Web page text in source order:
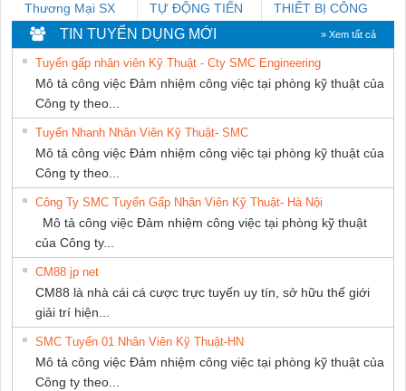
Thương Mại SX
Ba Miền
TỰ ĐỘNG TIẾN
HƯNG
THIẾT BỊ CÔNG
NGHIỆP NIHON
SETSUBI VIỆT
NAM
TIN TUYỂN DỤNG MỚI » Xem tất cả
Tuyển gấp nhân viên Kỹ Thuật - Cty SMC Engineering
Mô tả công việc Đảm nhiệm công việc tại phòng kỹ thuật của
Công ty theo...
Tuyển Nhanh Nhân Viên Kỹ Thuật- SMC
Mô tả công việc Đảm nhiệm công việc tại phòng kỹ thuật của
Công ty theo...
Công Ty SMC Tuyển Gấp Nhân Viên Kỹ Thuật- Hà Nội
Mô tả công việc Đảm nhiệm công việc tại phòng kỹ thuật
của Công ty...
CM88 jp net
CM88 là nhà cái cá cược trực tuyến uy tín, sở hữu thế giới
giải trí hiện...
SMC Tuyển 01 Nhân Viên Kỹ Thuật-HN
Mô tả công việc Đảm nhiệm công việc tại phòng kỹ thuật của
Công ty theo...